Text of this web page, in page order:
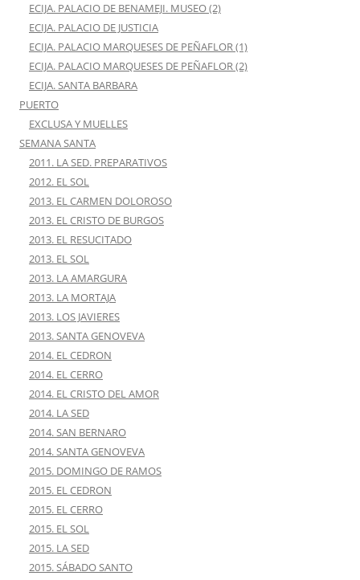
ECIJA. PALACIO DE BENAMEJI. MUSEO (2)
ECIJA. PALACIO DE JUSTICIA
ECIJA. PALACIO MARQUESES DE PEÑAFLOR (1)
ECIJA. PALACIO MARQUESES DE PEÑAFLOR (2)
ECIJA. SANTA BARBARA
PUERTO
EXCLUSA Y MUELLES
SEMANA SANTA
2011. LA SED. PREPARATIVOS
2012. EL SOL
2013. EL CARMEN DOLOROSO
2013. EL CRISTO DE BURGOS
2013. EL RESUCITADO
2013. EL SOL
2013. LA AMARGURA
2013. LA MORTAJA
2013. LOS JAVIERES
2013. SANTA GENOVEVA
2014. EL CEDRON
2014. EL CERRO
2014. EL CRISTO DEL AMOR
2014. LA SED
2014. SAN BERNARO
2014. SANTA GENOVEVA
2015. DOMINGO DE RAMOS
2015. EL CEDRON
2015. EL CERRO
2015. EL SOL
2015. LA SED
2015. SÁBADO SANTO